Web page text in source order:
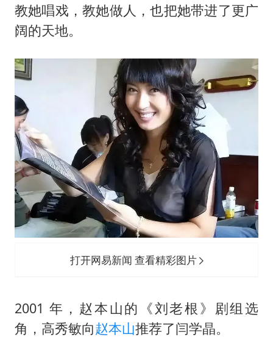
教她唱戏，教她做人，也把她带进了更广
阔的天地。
打开网易新闻 查看精彩图片
2001 年， 赵本山的《刘老根》剧组选
角，高秀敏向赵本山推荐了闫学晶。